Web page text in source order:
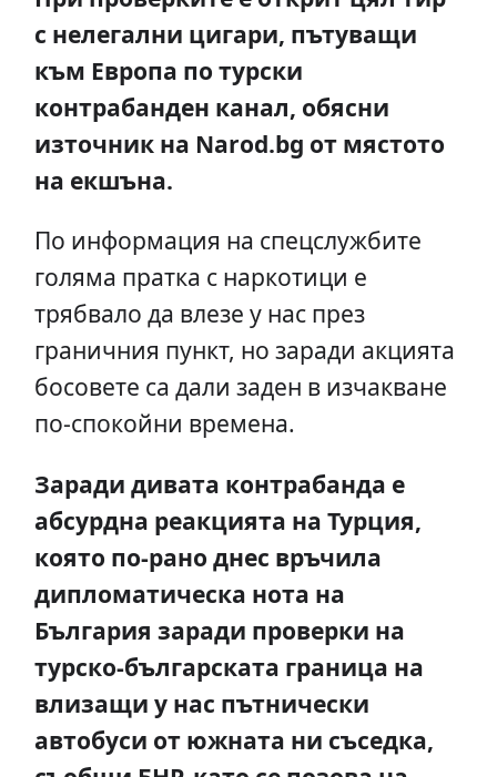
с нелегални цигари, пътуващи
към Европа по турски
контрабанден канал, обясни
източник на Narod.bg от мястото
на екшъна.
По информация на спецслужбите
голяма пратка с наркотици е
трябвало да влезе у нас през
граничния пункт, но заради акцията
босовете са дали заден в изчакване
по-спокойни времена.
Заради дивата контрабанда е
абсурдна реакцията на Турция,
която по-рано днес връчила
дипломатическа нота на
България заради проверки на
турско-българската граница на
влизащи у нас пътнически
автобуси от южната ни съседка,